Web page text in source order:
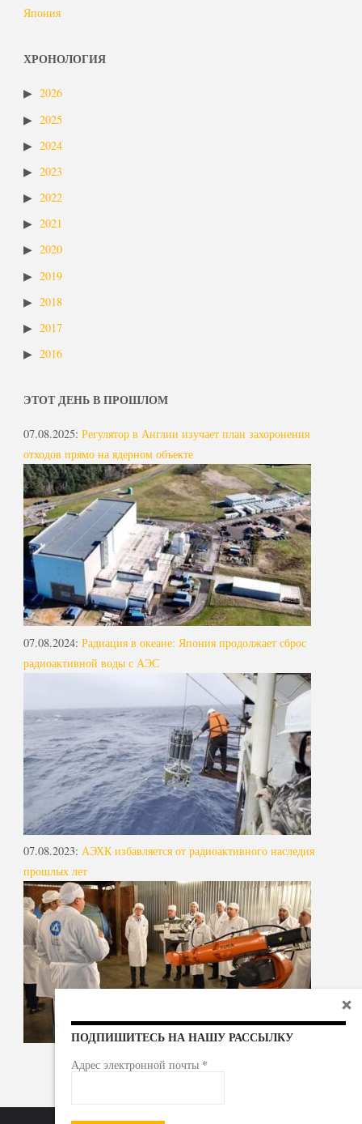
Япония
ХРОНОЛОГИЯ
2026
2025
2024
2023
2022
2021
2020
2019
2018
2017
2016
ЭТОТ ДЕНЬ В ПРОШЛОМ
07.08.2025: Регулятор в Англии изучает план захоронения
отходов прямо на ядерном объекте
07.08.2024: Радиация в океане: Япония продолжает сброс
радиоактивной воды с АЭС
07.08.2023: АЭХК избавляется от радиоактивного наследия
прошлых лет
ПОДПИШИТЕСЬ НА НАШУ РАССЫЛКУ
Адрес электронной почты *